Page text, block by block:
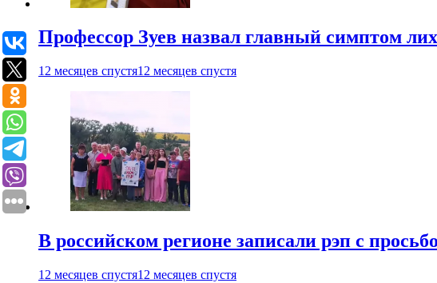
Профессор Зуев назвал главный симптом
12 месяцев спустя12 месяцев спустя
В российском регионе записали рэп с
12 месяцев спустя12 месяцев спустя